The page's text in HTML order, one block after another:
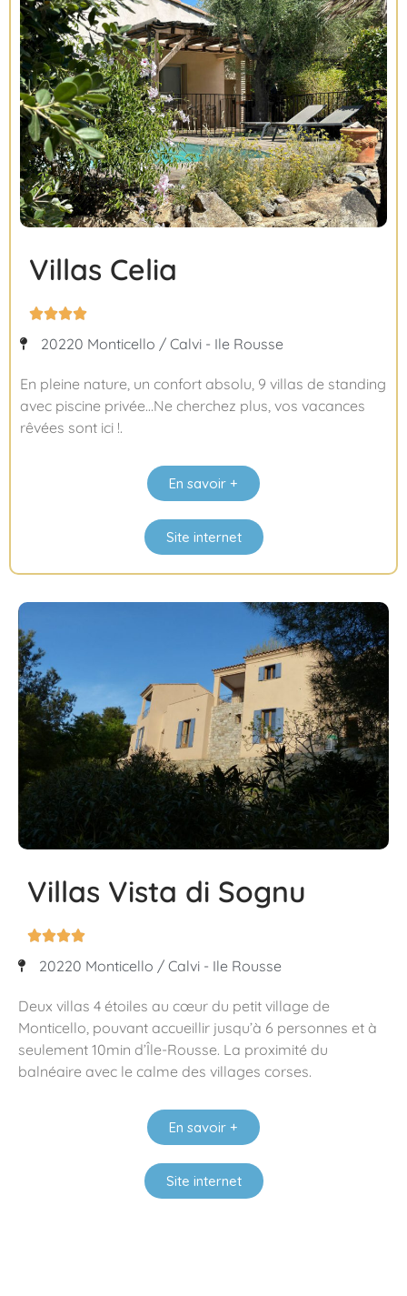
Villas Celia

20220 Monticello / Calvi - Ile Rousse
En pleine nature, un confort absolu, 9 villas de standing
avec piscine privée…Ne cherchez plus, vos vacances
rêvées sont ici !.
En savoir +
Site internet
Villas Vista di Sognu

20220 Monticello / Calvi - Ile Rousse
Deux villas 4 étoiles au cœur du petit village de
Monticello, pouvant accueillir jusqu’à 6 personnes et à
seulement 10min d’Île-Rousse. La proximité du
balnéaire avec le calme des villages corses.
En savoir +
Site internet